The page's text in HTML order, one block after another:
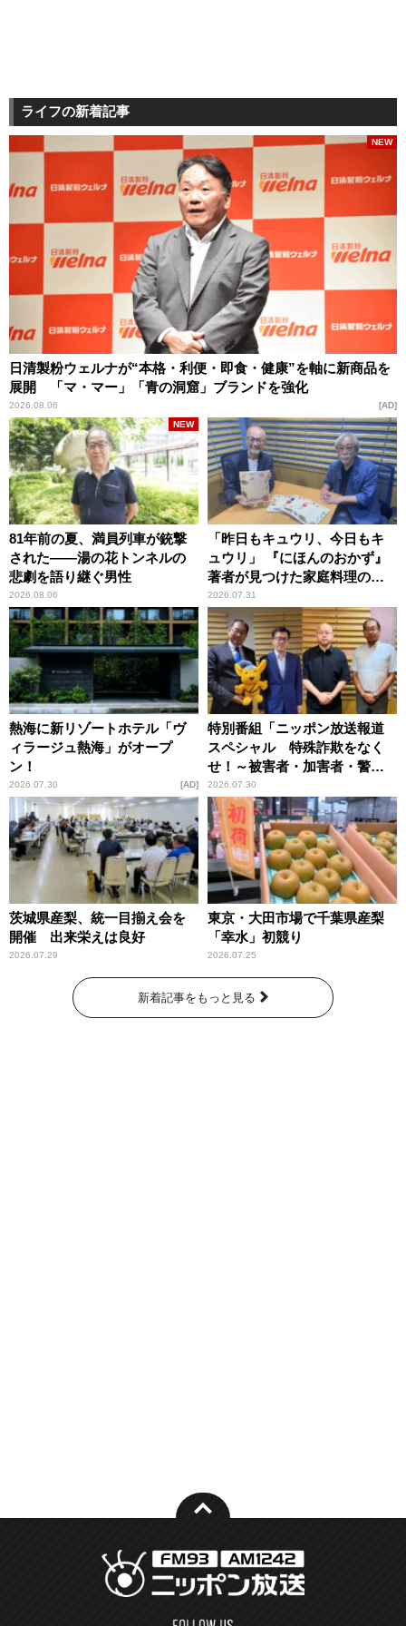
ライフの新着記事
日清製粉ウェルナが“本格・利便・即食・健康”を軸に新商品を
展開 「マ・マー」「青の洞窟」ブランドを強化
2026.08.06
NEW
AD
81年前の夏、満員列車が銃撃
された――湯の花トンネルの
悲劇を語り継ぐ男性
2026.08.06
NEW
「昨日もキュウリ、今日もキ
ュウリ」 『にほんのおかず』
著者が見つけた家庭料理の知
恵
2026.07.31
熱海に新リゾートホテル「ヴ
ィラージュ熱海」がオープ
ン！
2026.07.30 AD
特別番組「ニッポン放送報道
スペシャル 特殊詐欺をなく
せ！～被害者・加害者・警視
庁が語るトクリュウの実態
～」放送
2026.07.30
茨城県産梨、統一目揃え会を
開催 出来栄えは良好
2026.07.29
東京・大田市場で千葉県産梨
「幸水」初競り
2026.07.25
新着記事をもっと見る